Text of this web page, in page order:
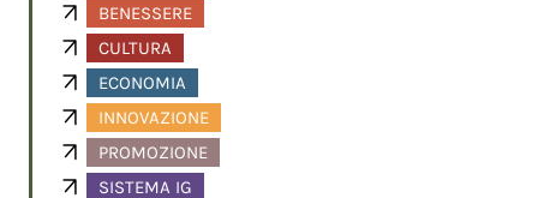
BENESSERE
CULTURA
ECONOMIA
INNOVAZIONE
PROMOZIONE
SISTEMA IG